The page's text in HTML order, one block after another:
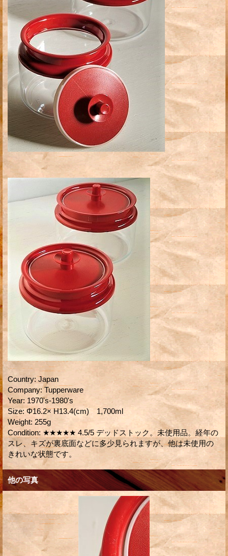
Country: Japan
Company: Tupperware
Year: 1970's-1980's
Size: Φ16.2× H13.4(cm) 1,700ml
Weight: 255g
Condition: ★★★★★ 4.5/5 デッドストック。未使用品。経年の
スレ、キズが裏底面などに多少見られますが、他は未使用の
きれいな状態です。
他の写真